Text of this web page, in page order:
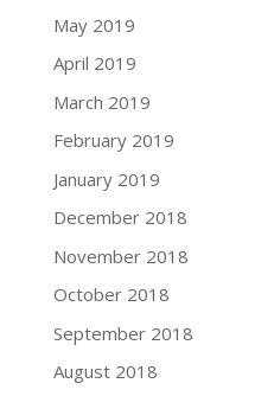
May 2019
April 2019
March 2019
February 2019
January 2019
December 2018
November 2018
October 2018
September 2018
August 2018